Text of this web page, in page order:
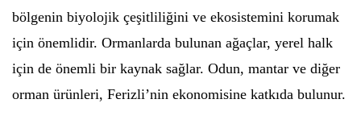
bölgenin biyolojik çeşitliliğini ve ekosistemini korumak
için önemlidir. Ormanlarda bulunan ağaçlar, yerel halk
için de önemli bir kaynak sağlar. Odun, mantar ve diğer
orman ürünleri, Ferizli’nin ekonomisine katkıda bulunur.